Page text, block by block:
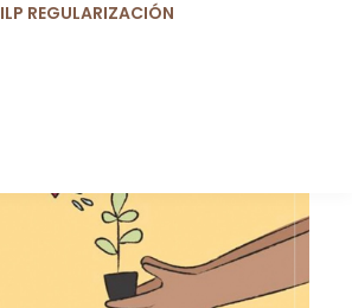
ILP REGULARIZACIÓN